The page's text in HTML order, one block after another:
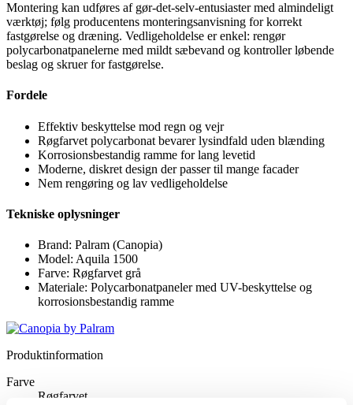
Montering kan udføres af gør-det-selv-entusiaster med almindeligt
værktøj; følg producentens monteringsanvisning for korrekt
fastgørelse og dræning. Vedligeholdelse er enkel: rengør
polycarbonatpanelerne med mildt sæbevand og kontroller løbende
beslag og skruer for fastgørelse.
Fordele
Effektiv beskyttelse mod regn og vejr
Røgfarvet polycarbonat bevarer lysindfald uden blænding
Korrosionsbestandig ramme for lang levetid
Moderne, diskret design der passer til mange facader
Nem rengøring og lav vedligeholdelse
Tekniske oplysninger
Brand: Palram (Canopia)
Model: Aquila 1500
Farve: Røgfarvet grå
Materiale: Polycarbonatpaneler med UV-beskyttelse og
korrosionsbestandig ramme
Produktinformation
Farve
Røgfarvet